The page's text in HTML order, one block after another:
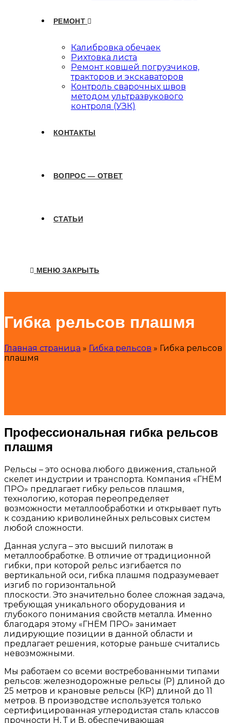
РЕМОНТ
Калибровка обечаек
Рихтовка листа
Ремонт ковшей погрузчиков,
тракторов и экскаваторов
Контроль сварочных швов
методом ультразвукового
контроля (УЗК)
КОНТАКТЫ
ВОПРОС — ОТВЕТ
СТАТЬИ
МЕНЮ ЗАКРЫТЬ
Гибка рельсов плашмя
Главная страница » Гибка рельсов » Гибка рельсов
плашмя
Профессиональная гибка рельсов
плашмя
Рельсы – это основа любого движения, стальной
скелет индустрии и транспорта. Компания «ГНЁМ
ПРО» предлагает гибку рельсов плашмя,
технологию, которая переопределяет
возможности металлообработки и открывает путь
к созданию криволинейных рельсовых систем
любой сложности.
Данная услуга – это высший пилотаж в
металлообработке. В отличие от традиционной
гибки, при которой рельс изгибается по
вертикальной оси, гибка плашмя подразумевает
изгиб по горизонтальной
плоскости. Это значительно более сложная задача,
требующая уникального оборудования и
глубокого понимания свойств металла. Именно
благодаря этому «ГНЁМ ПРО» занимает
лидирующие позиции в данной области и
предлагает решения, которые раньше считались
невозможными.
Мы работаем со всеми востребованными типами
рельсов: железнодорожные рельсы (Р) длиной до
25 метров и крановые рельсы (КР) длиной до 11
метров. В производстве используется только
сертифицированная углеродистая сталь классов
прочности Н, Т и В, обеспечивающая